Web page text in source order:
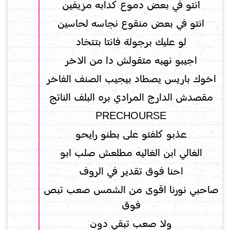
انتو في بعض دموع كدابه مزيفين
انتو في بعض منقوع نجاسه لحاسين
لو عليك برجولة فانتا بتتخاد
اجيبو نهيه متقولش دا من الاخر
اخوك باريس يصطاد بيجيب الصنف الفاخر
مقصدش الدارج المرادي بره البلف الناتج
PRECHOURSE
عذبو كلفتو على بطنو رايحو
الغالي ابن الغاليه مطلعش صلب ابو
احنا فوق تقدير في الروف
صاحبي نورنا اقوى من الشمس صعب تبص
فوق
ولا صعب تبقي دون